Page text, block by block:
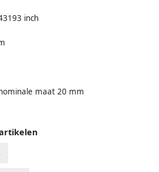
inch
maat 20 mm